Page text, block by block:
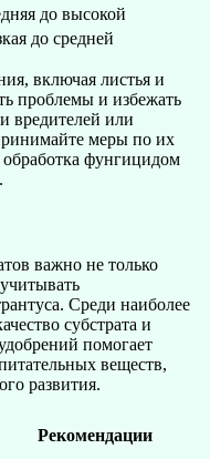
до высокой
до средней
включая листья и
проблемы и избежать
вредителей или
меры по их
фунгицидом
важно не только
Среди наиболее
субстрата и
помогает
веществ,
развития.
Рекомендации